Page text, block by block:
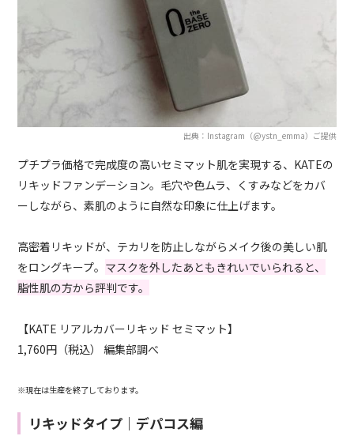
出典：Instagram（@ystn_emma）ご提供
プチプラ価格で完成度の高いセミマット肌を実現する、KATEの
リキッドファンデーション。毛穴や色ムラ、くすみなどをカバ
ーしながら、素肌のように自然な印象に仕上げます。
高密着リキッドが、テカリを防止しながらメイク後の美しい肌
をロングキープ。 マスクを外したあともきれいでいられると、
脂性肌の方から評判です。
【KATE リアルカバーリキッド セミマット】
1,760円（税込） 編集部調べ
※現在は生産を終了しております。
リキッドタイプ｜デパコス編